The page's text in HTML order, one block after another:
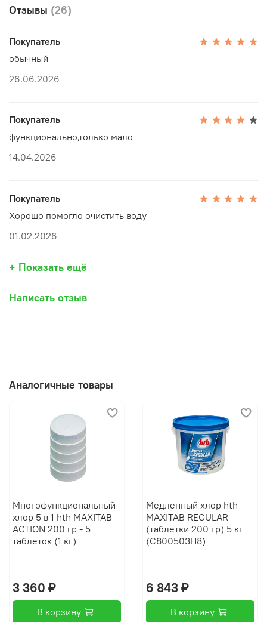
Отзывы (26)
Покупатель
обычный
26.06.2026
Покупатель
функционально,только мало
14.04.2026
Покупатель
Хорошо помогло очистить воду
01.02.2026
+ Показать ещё
Написать отзыв
Аналогичные товары
Многофункциональный
хлор 5 в 1 hth MAXITAB
ACTION 200 гр - 5
таблеток (1 кг)
3 360 ₽
В корзину
Медленный хлор hth
MAXITAB REGULAR
(таблетки 200 гр) 5 кг
(C800503H8)
6 843 ₽
В корзину